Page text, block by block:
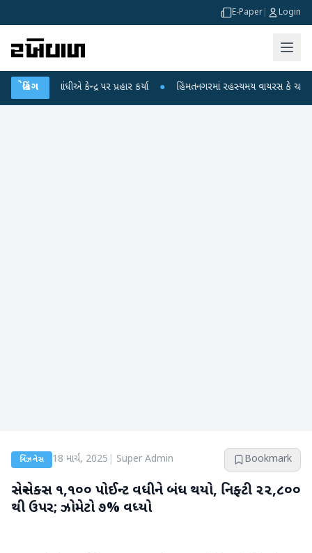
E-Paper Login
બ્રેકિંગ
કેન્દ્ર પર પ્રહાર કર્યા ● હિંમતનગરમાં રહસ્યમય વાયરસ કે ચાંદીપુરા? 6
બિઝનેસ 18 માર્ચ, 2025 Super Admin Bookmark
સેન્સેક્સ ૧,૧૦૦ પોઈન્ટ વધીને બંધ થયો, નિફ્ટી ૨૨,૮૦૦
થી ઉપર; ઝોમેટો ૭% વધ્યો